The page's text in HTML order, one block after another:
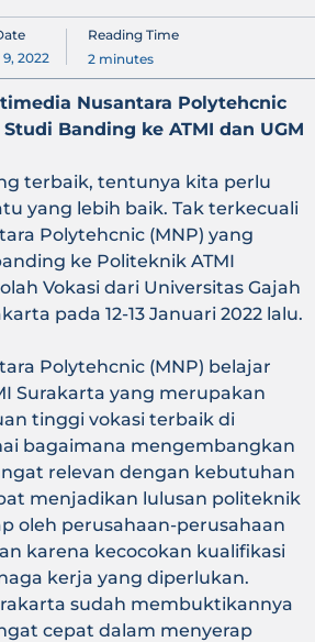
2022
Reading Time
2 minutes
Nusantara Polytehcnic
Banding ke ATMI dan UGM
terbaik, tentunya kita perlu
yang lebih baik. Tak terkecuali
Polytehcnic (MNP) yang
ke Politeknik ATMI
Vokasi dari Universitas Gajah
pada 12-13 Januari 2022 lalu.
Polytehcnic (MNP) belajar
Surakarta yang merupakan
tinggi vokasi terbaik di
bagaimana mengembangkan
relevan dengan kebutuhan
menjadikan lulusan politeknik
oleh perusahaan-perusahaan
karena kecocokan kualifikasi
kerja yang diperlukan.
sudah membuktikannya
cepat dalam menyerap